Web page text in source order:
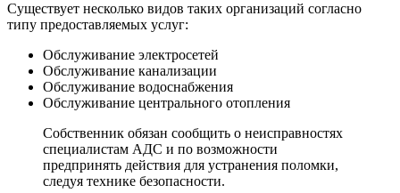
Существует несколько видов таких организаций согласно
типу предоставляемых услуг:
Обслуживание электросетей
Обслуживание канализации
Обслуживание водоснабжения
Обслуживание центрального отопления
Собственник обязан сообщить о неисправностях
специалистам АДС и по возможности
предпринять действия для устранения поломки,
следуя технике безопасности.